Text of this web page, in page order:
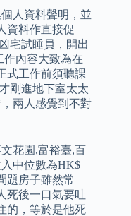
人資料聲明，並
資料作直接促
宅試睡員，開出
作內容大致為在
式工作前須聽課
剛進地下室太太
兩人感覺到不對
花園,富裕臺,百
中位數為HK$
題房子雖然常
死後一口氣要吐
的，等於是他死